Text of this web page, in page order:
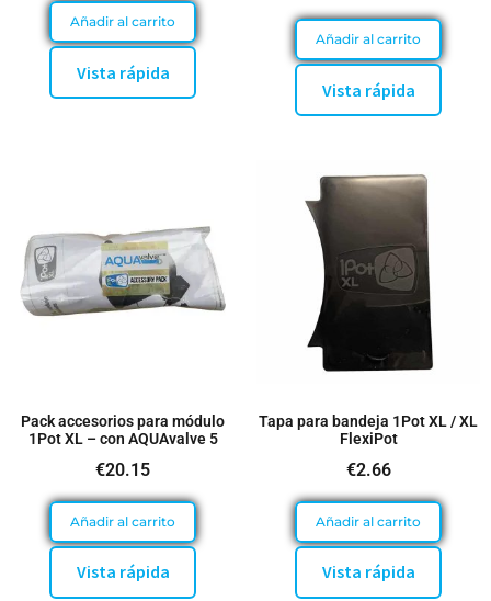
Añadir al carrito
Vista rápida
Añadir al carrito
Vista rápida
Pack accesorios para módulo
1Pot XL – con AQUAvalve 5
€20.15
Añadir al carrito
Vista rápida
Tapa para bandeja 1Pot XL / XL
FlexiPot
€2.66
Añadir al carrito
Vista rápida